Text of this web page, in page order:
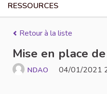
RESSOURCES
Retour à la liste
Mise en place
NDAO 04/01/2021